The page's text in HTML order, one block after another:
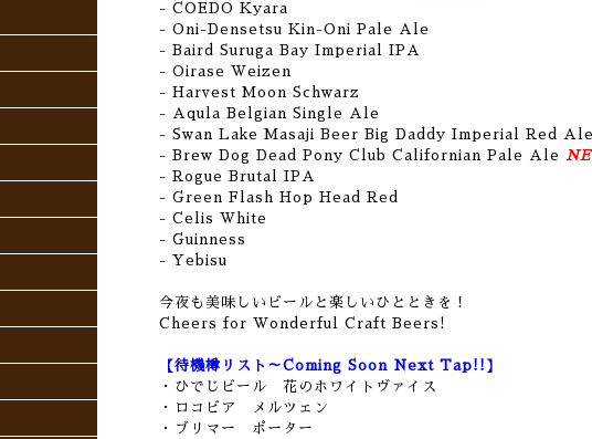
- COEDO Kyara
- Oni-Densetsu Kin-Oni Pale Ale
- Baird Suruga Bay Imperial IPA
- Oirase Weizen
- Harvest Moon Schwarz
- Aqula Belgian Single Ale
- Swan Lake Masaji Beer Big Daddy Imperial Red Ale
- Brew Dog Dead Pony Club Californian Pale Ale
- Rogue Brutal IPA
- Green Flash Hop Head Red
- Celis White
- Guinness
- Yebisu
今夜も美味しいビールと楽しいひとときを！
Cheers for Wonderful Craft Beers!
【待機樽リスト～Coming Soon Next Tap!!】
・ひでじビール 花のホワイトヴァイス
・ロコビア メルツェン
・ブリマー ポーター